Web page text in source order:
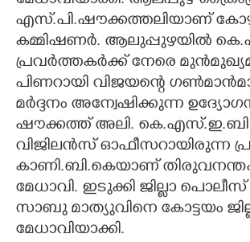
എസ്.പി.ഷൗക്കത്തലിയാണ്
കമ്മിഷണർ. ആലുപ്പുഴയിൽ
പ്രവർത്തകർക്ക് നേരെ
പിണറായി വിജയന്റെ
മർദ്ദനം അന്വേഷിക്കുന്ന
ഷൗക്കത്ത് അലി. കെ.എസ്.ഇ.ബി
വിജിലൻസ് ഓഫീസറായിരുന്ന
കാണി.ബി.കെയാണ്
മേധാവി. ഇടുക്കി ജില്ലാ പൊലീസ്
സാബു മാത്യുവിനെ കോട്ടയം
മേധാവിയാക്കി.